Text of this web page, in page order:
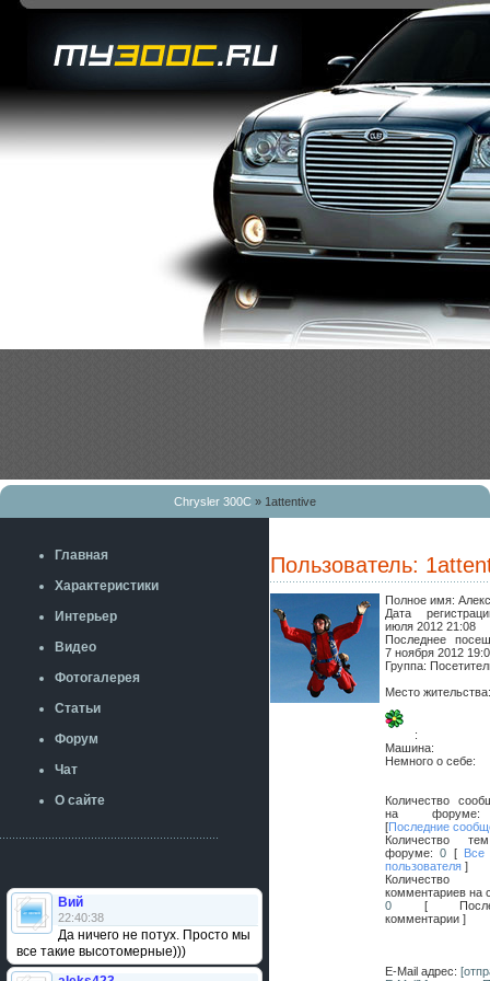
Chrysler 300C » 1attentive
Главная
Характеристики
Интерьер
Видео
Фотогалерея
Статьи
Форум
Чат
О сайте
Вий
22:40:38
Да ничего не потух. Просто мы
все такие высотомерные)))
Пользователь:
Полное имя:
Дата
июля 2012 21:08
Последнее
7 ноября 2012
Группа:
Место
:
Машина:
Немного о себе:
Количество
на
[Последние
Количество
форуме:0 [ Все
пользователя ]
Количество
комментариев на
0 [
комментарии ]
E-Mail адрес: